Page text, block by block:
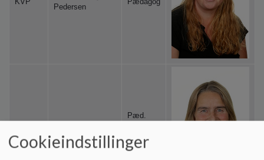
Pedersen
Pæd.
flex
Cookieindstillinger